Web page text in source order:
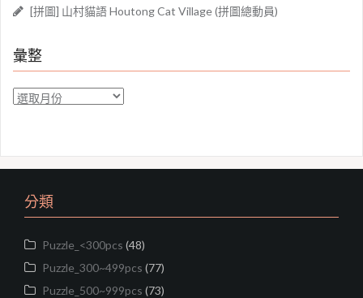
[拼圖] 山村貓語 Houtong Cat Village (拼圖總動員)
彙整
彙
分類
Puzzle_<300pcs (48)
Puzzle_300~499pcs (77)
Puzzle_500~999pcs (73)